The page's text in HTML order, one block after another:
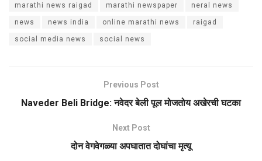
marathi news raigad marathi newspaper neral news
news news india online marathi news raigad
social media news social news
Previous Post
Naveder Beli Bridge: नवेदर बेली पूल मोजतोय अखेरची घटका
Next Post
दोन वेगवेगळ्या अपघातात दोघांचा मृत्यू